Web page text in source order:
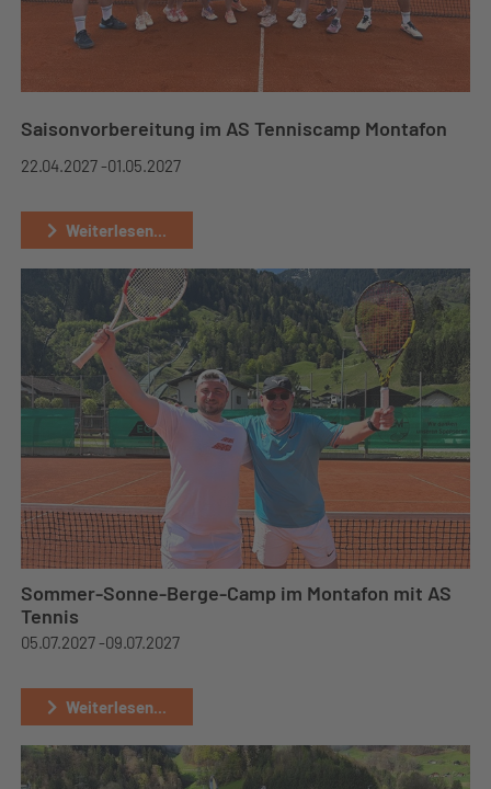
Saisonvorbereitung im AS Tenniscamp Montafon
22.04.2027 -01.05.2027
Weiterlesen...
Sommer-Sonne-Berge-Camp im Montafon mit AS
Tennis
05.07.2027 -09.07.2027
Weiterlesen...